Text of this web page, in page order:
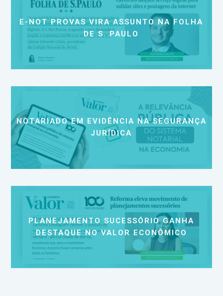
E-NOT PROVAS VIRA ASSUNTO NA FOLHA
DE S. PAULO
NOTARIADO EM EVIDÊNCIA NA SEGURANÇA
JURÍDICA
PLANEJAMENTO SUCESSÓRIO GANHA
DESTAQUE NO VALOR ECONÔMICO